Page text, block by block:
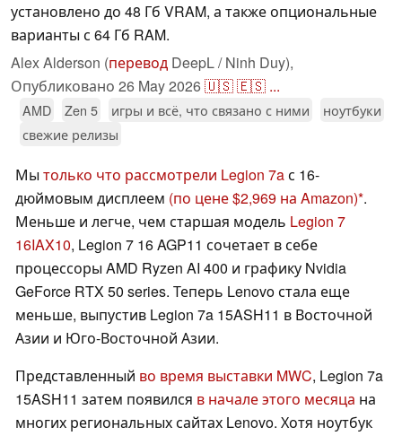
установлено до 48 Гб VRAM, а также опциональные
варианты с 64 Гб RAM.
Alex Alderson (перевод DeepL / Ninh Duy),
Опубликовано 26 May 2026🇺🇸🇪🇸 ...
AMD Zen 5 игры и всё, что связано с ними
ноутбуки
свежие релизы
Мы только что рассмотрели Legion 7aс 16-
дюймовым дисплеем (по цене $2,969 на Amazon) .
Меньше и легче, чем старшая модель Legion 7
16IAX10, Legion 7 16 AGP11 сочетает в себе
процессоры AMD Ryzen AI 400 и графику Nvidia
GeForce RTX 50 series. Теперь Lenovo стала еще
меньше, выпустив Legion 7a 15ASH11 в Восточной
Азии и Юго-Восточной Азии.
Представленный во время выставки MWC, Legion 7a
15ASH11 затем появился в начале этого месяца на
многих региональных сайтах Lenovo. Хотя ноутбук